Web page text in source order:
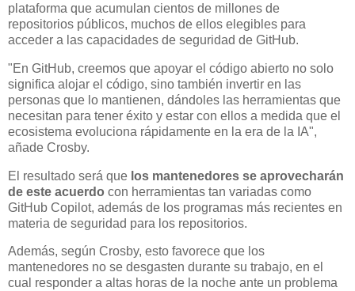
plataforma que acumulan cientos de millones de
repositorios públicos, muchos de ellos elegibles para
acceder a las capacidades de seguridad de GitHub.
"En GitHub, creemos que apoyar el código abierto no solo
significa alojar el código, sino también invertir en las
personas que lo mantienen, dándoles las herramientas que
necesitan para tener éxito y estar con ellos a medida que el
ecosistema evoluciona rápidamente en la era de la IA",
añade Crosby.
El resultado será que los mantenedores se aprovecharán
de este acuerdo con herramientas tan variadas como
GitHub Copilot, además de los programas más recientes en
materia de seguridad para los repositorios.
Además, según Crosby, esto favorece que los
mantenedores no se desgasten durante su trabajo, en el
cual responder a altas horas de la noche ante un problema